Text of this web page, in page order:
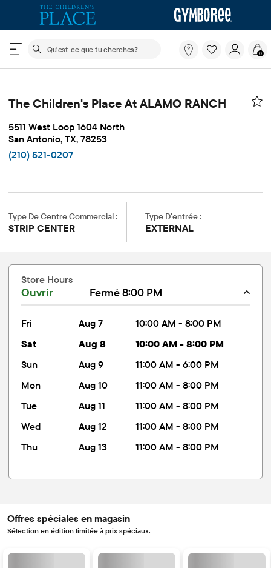
Le champ de recherche ci-dessous filtre les
Qu'est-
que
0
The Children's Place At ALAMO RANCH
5511 West Loop 1604 North
San Antonio, TX, 78253
(210) 521-0207
Type De Centre Commercial :
STRIP CENTER
Type D'entrée :
EXTERNAL
Store Hours
Ouvrir Fermé 8:00 PM
fri Aug 7
10:00 AM - 8:00 PM
sat
Aug 8
10:00 AM - 8:00 PM
sun
Aug 9
11:00 AM - 6:00 PM
mon
Aug 10
11:00 AM - 8:00 PM
tue
Aug 11
11:00 AM - 8:00 PM
wed
Aug 12
11:00 AM - 8:00 PM
thu
Aug 13 11:00 AM - 8:00 PM
Offres spéciales en magasin
Sélection en édition limitée à prix spéciaux.